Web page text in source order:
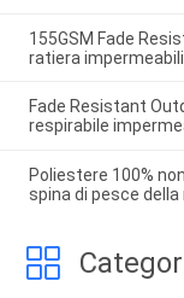
155GSM Fade
ratiera
Fade Resistant
respirabile
Poliestere 100%
spina di pesce